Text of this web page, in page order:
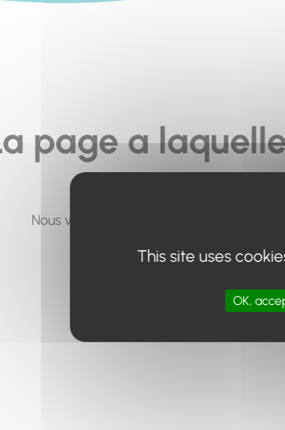
page a
Nous vous invitons à utiliser le moteur
This site uses
OK,